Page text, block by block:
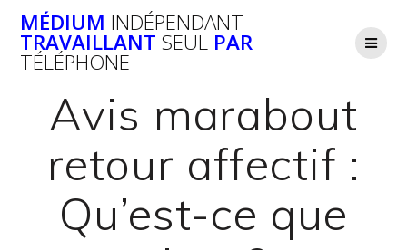
au
contenu
MÉDIUM INDÉPENDANT
TRAVAILLANT SEUL PAR
TÉLÉPHONE
Avis marabout
retour affectif :
Qu’est-ce que